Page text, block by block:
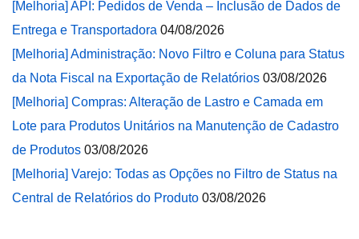
[Melhoria] API: Pedidos de Venda – Inclusão de Dados de
Entrega e Transportadora 04/08/2026
[Melhoria] Administração: Novo Filtro e Coluna para Status
da Nota Fiscal na Exportação de Relatórios 03/08/2026
[Melhoria] Compras: Alteração de Lastro e Camada em
Lote para Produtos Unitários na Manutenção de Cadastro
de Produtos 03/08/2026
[Melhoria] Varejo: Todas as Opções no Filtro de Status na
Central de Relatórios do Produto 03/08/2026